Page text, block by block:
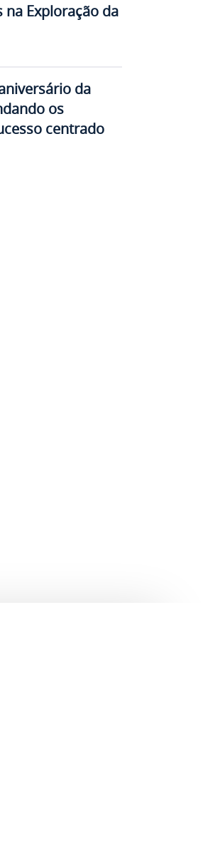
na Exploração da
da
os
centrado